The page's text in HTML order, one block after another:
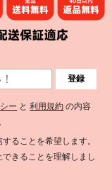
登録
ー と利用規約 の内容
ることを希望します。
きることを理解しまし